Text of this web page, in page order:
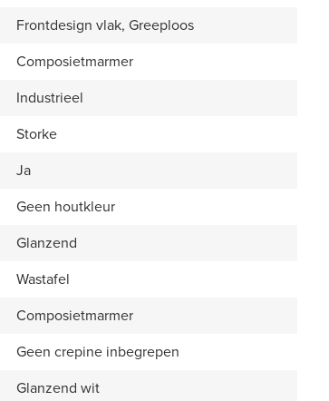
Frontdesign vlak, Greeploos
Composietmarmer
Industrieel
Storke
Ja
Geen houtkleur
Glanzend
Wastafel
Composietmarmer
Geen crepine inbegrepen
Glanzend wit